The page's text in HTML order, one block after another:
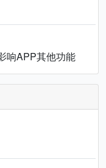
响APP其他功能